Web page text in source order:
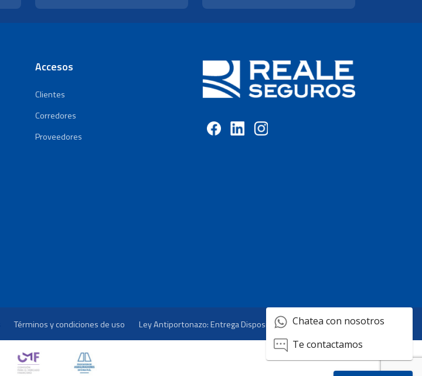
Chatea con nosotros
Te contactamos
Accesos
Clientes
Corredores
Proveedores
Términos y condiciones de uso Ley Antiportonazo: Entrega Dispositivos GPS